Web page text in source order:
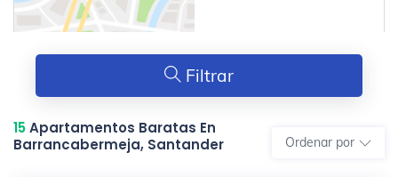
Filtrar
15Apartamentos Baratas En
Barrancabermeja, Santander
Ordenar por